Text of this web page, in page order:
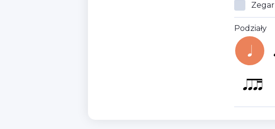
Zegar
Podziały